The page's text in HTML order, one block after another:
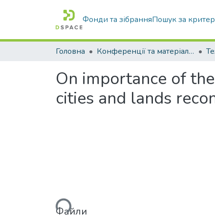
Фонди та зібранняПошук за
Головна Конференції та матеріали конференцій
On importance of
cities and lands
Вантажиться...Файли